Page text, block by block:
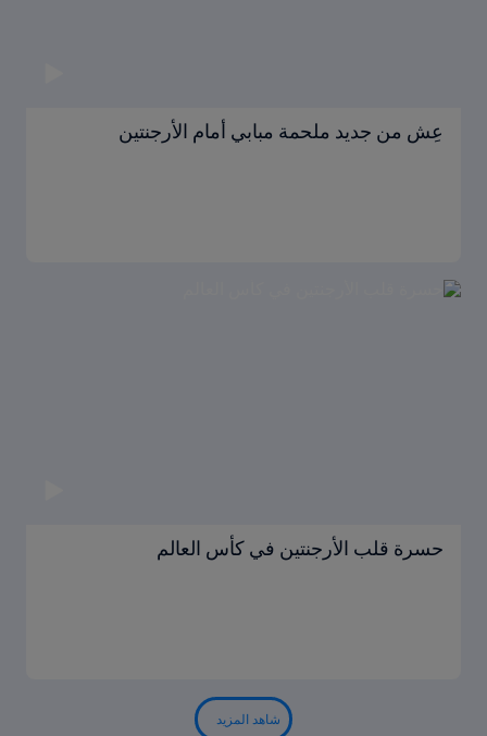
عِش من جديد ملحمة مبابي أمام الأرجنتين
حسرة قلب الأرجنتين في كأس العالم
شاهد المزيد